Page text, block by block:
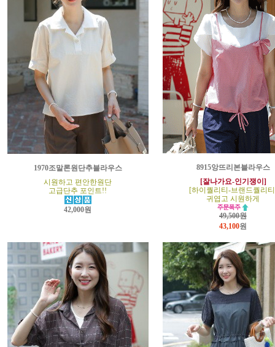
1970조말론원단추블라우스
시원하고 편안한원단
고급단추 포인트!!
42,000원
8915앙뜨리본블라우스
[잘나가요-인기쟁이]
[하이퀄리티-브랜드퀄리
귀엽고 시원하게
49,500원
43,100원